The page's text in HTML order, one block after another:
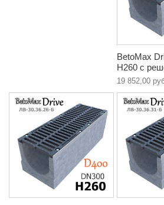
BetoMax
H260 с
19 852,00